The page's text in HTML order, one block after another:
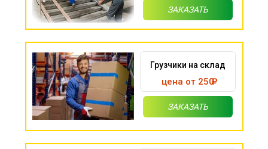
ЗАКАЗАТЬ
Грузчики на склад
цена от 250
ЗАКАЗАТЬ